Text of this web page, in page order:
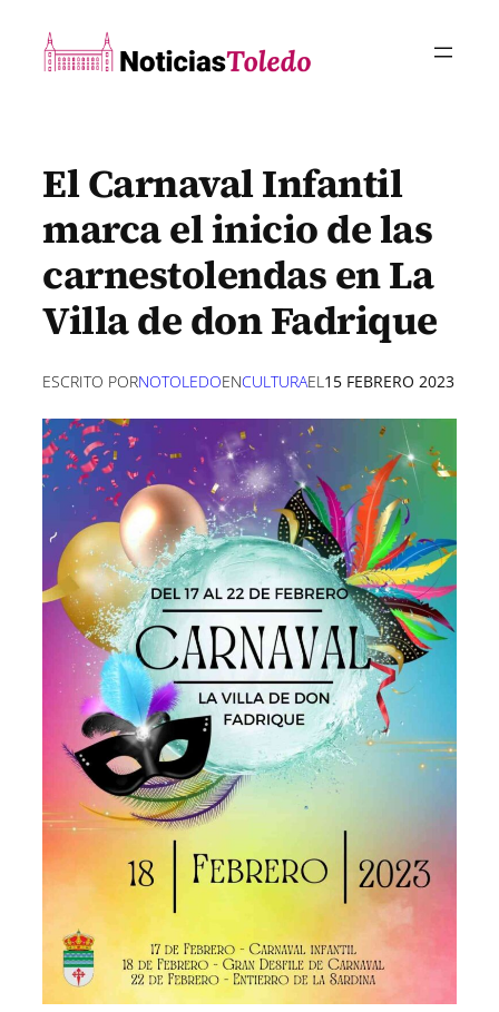
contenido
El Carnaval Infantil
marca el inicio de las
carnestolendas en La
Villa de don Fadrique
ESCRITO PORNOTOLEDOENCULTURAEL15 FEBRERO 2023